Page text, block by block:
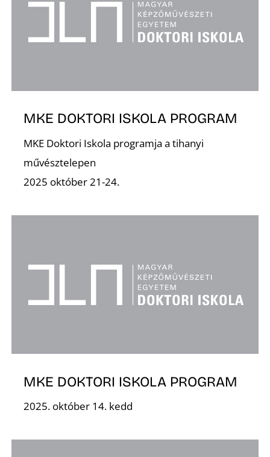
MKE DOKTORI ISKOLA PROGRAM
MKE Doktori Iskola programja a tihanyi
művésztelepen
2025 október 21-24.
MKE DOKTORI ISKOLA PROGRAM
2025. október 14. kedd